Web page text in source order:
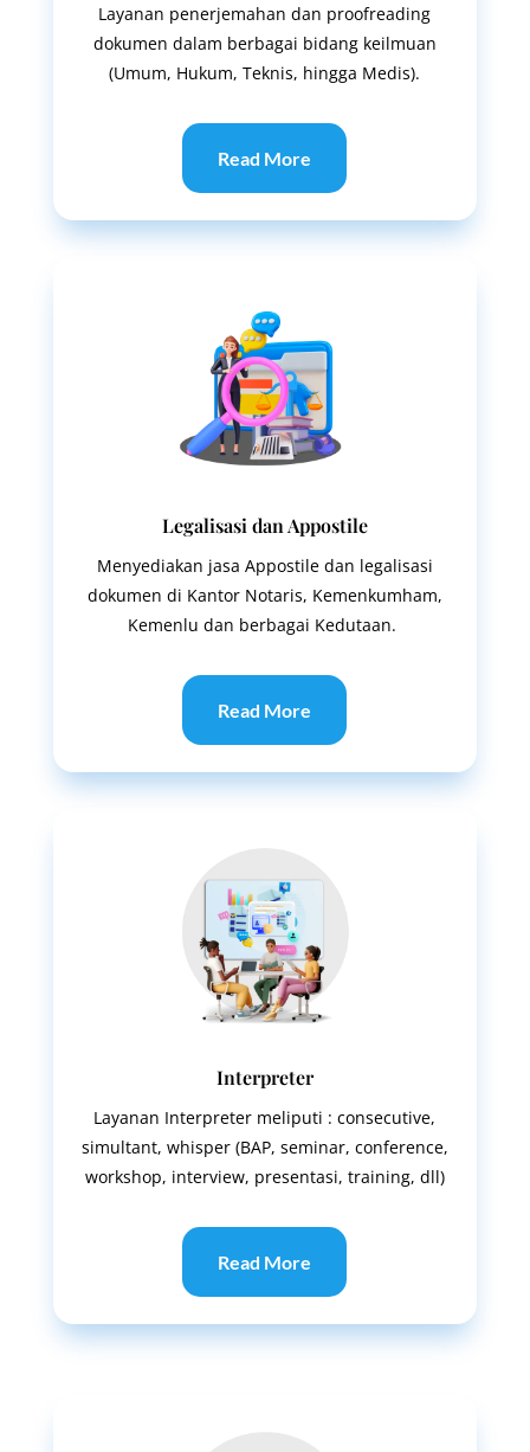
Layanan penerjemahan dan proofreading
dokumen dalam berbagai bidang keilmuan
(Umum, Hukum, Teknis, hingga Medis).
Read More
Legalisasi dan Appostile
Menyediakan jasa Appostile dan legalisasi
dokumen di Kantor Notaris, Kemenkumham,
Kemenlu dan berbagai Kedutaan.
Read More
Interpreter
Layanan Interpreter meliputi : consecutive,
simultant, whisper (BAP, seminar, conference,
workshop, interview, presentasi, training, dll)
Read More